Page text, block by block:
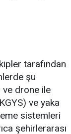
tarafından
şu
ve drone ile
ve yaka
sistemleri
şehirlerarası